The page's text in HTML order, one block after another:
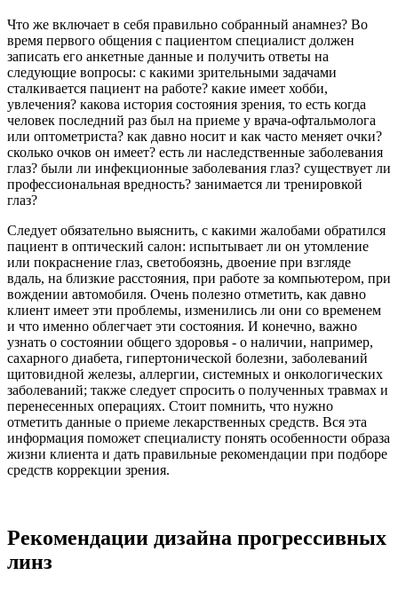
Что же включает в себя правильно собранный анамнез? Во
время первого общения с пациентом специалист должен
записать его анкетные данные и получить ответы на
следующие вопросы: с какими зрительными задачами
сталкивается пациент на работе? какие имеет хобби,
увлечения? какова история состояния зрения, то есть когда
человек последний раз был на приеме у врача-офтальмолога
или оптометриста? как давно носит и как часто меняет очки?
сколько очков он имеет? есть ли наследственные заболевания
глаз? были ли инфекционные заболевания глаз? существует ли
профессиональная вредность? занимается ли тренировкой
глаз?
Следует обязательно выяснить, с какими жалобами обратился
пациент в оптический салон: испытывает ли он утомление
или покраснение глаз, светобоязнь, двоение при взгляде
вдаль, на близкие расстояния, при работе за компьютером, при
вождении автомобиля. Очень полезно отметить, как давно
клиент имеет эти проблемы, изменились ли они со временем
и что именно облегчает эти состояния. И конечно, важно
узнать о состоянии общего здоровья - о наличии, например,
сахарного диабета, гипертонической болезни, заболеваний
щитовидной железы, аллергии, системных и онкологических
заболеваний; также следует спросить о полученных травмах и
перенесенных операциях. Стоит помнить, что нужно
отметить данные о приеме лекарственных средств. Вся эта
информация поможет специалисту понять особенности образа
жизни клиента и дать правильные рекомендации при подборе
средств коррекции зрения.
Рекомендации дизайна прогрессивных
линз